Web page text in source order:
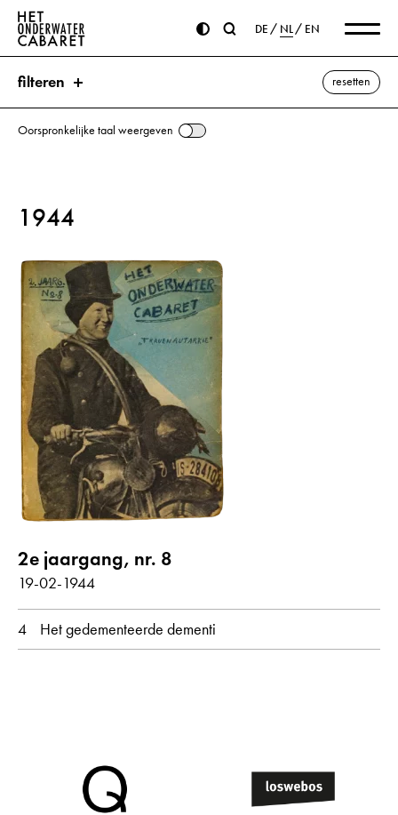
DE NL EN
filteren resetten
Orjol ⌫
DNB (Duits Persbureau) Goebbels, Joseph
Molotow, Wjatscheslaw
alle weergeven
Gedichten met audiobijdrage
jaar
alle februari
Oorspronkelijke taal weergeven
1944
2e jaargang, nr. 8
19-02-1944
4 Het gedementeerde dementi